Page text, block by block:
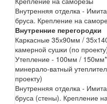
Внутренняя отделка -
бруса. Крепление на
Внутренние перегородки
Каркасные 35х90мм /
камерной сушки (по
Утепление - 100мм / 150мм*
минерало-ватный
проекту)
Внутренняя отделка -
бруса (стены). Крепление на